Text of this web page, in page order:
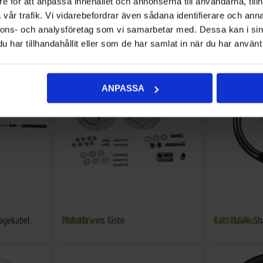
trafik. Vi vidarebefordrar även sådana identifierare och
och analysföretag som vi samarbetar med. Dessa kan i
har tillhandahållit eller som de har samlat in när du har
ANPASSA
Kulled 10/32
192,00 kr Kulled, Rostfri
888,00 kr
Motorbrunns fäste
888,00 kr Ratt Hawk,
2.360,00 kr